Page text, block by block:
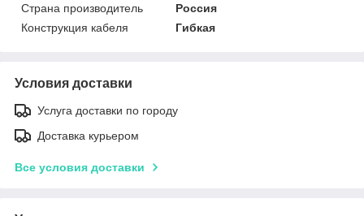
Страна производитель
Россия
Конструкция кабеля
Гибкая
Условия доставки
Услуга доставки по городу
Доставка курьером
Все условия доставки